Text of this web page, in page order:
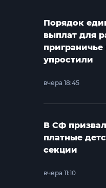
Порядок
выплат для
упростили
вчера 18:45
В СФ
платные
секции
вчера 11:10